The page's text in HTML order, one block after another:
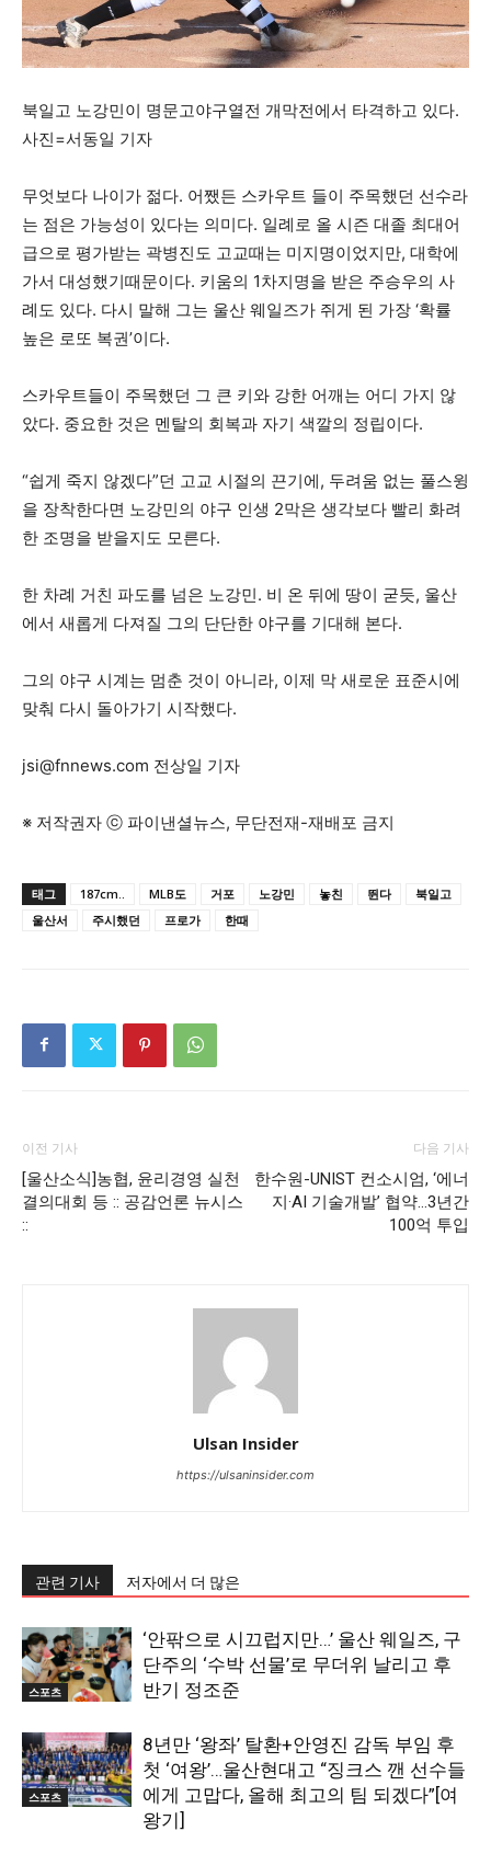
북일고 노강민이 명문고야구열전 개막전에서 타격하고 있다.
사진=서동일 기자
무엇보다 나이가 젊다. 어쨌든 스카우트 들이 주목했던 선수라
는 점은 가능성이 있다는 의미다. 일례로 올 시즌 대졸 최대어
급으로 평가받는 곽병진도 고교때는 미지명이었지만, 대학에
가서 대성했기때문이다. 키움의 1차지명을 받은 주승우의 사
례도 있다. 다시 말해 그는 울산 웨일즈가 쥐게 된 가장 ‘확률
높은 로또 복권’이다.
스카우트들이 주목했던 그 큰 키와 강한 어깨는 어디 가지 않
았다. 중요한 것은 멘탈의 회복과 자기 색깔의 정립이다.
“쉽게 죽지 않겠다”던 고교 시절의 끈기에, 두려움 없는 풀스윙
을 장착한다면 노강민의 야구 인생 2막은 생각보다 빨리 화려
한 조명을 받을지도 모른다.
한 차례 거친 파도를 넘은 노강민. 비 온 뒤에 땅이 굳듯, 울산
에서 새롭게 다져질 그의 단단한 야구를 기대해 본다.
그의 야구 시계는 멈춘 것이 아니라, 이제 막 새로운 표준시에
맞춰 다시 돌아가기 시작했다.
jsi@fnnews.com 전상일 기자
※ 저작권자 ⓒ 파이낸셜뉴스, 무단전재-재배포 금지
태그 187cm.. MLB도 거포 노강민 놓친 뛴다
북일고
울산서
주시했던 프로가 한때
이전 기사
[울산소식]농협, 윤리경영 실천
결의대회 등 :: 공감언론 뉴시스
::
다음 기사
한수원-UNIST 컨소시엄, ‘에너
지·AI 기술개발’ 협약…3년간
100억 투입
Ulsan Insider
https://ulsaninsider.com
관련 기사 저자에서 더 많은
스포츠
‘안팎으로 시끄럽지만…’ 울산 웨일즈, 구
단주의 ‘수박 선물’로 무더위 날리고 후
반기 정조준
스포츠
8년만 ‘왕좌’ 탈환+안영진 감독 부임 후
첫 ‘여왕’…울산현대고 “징크스 깬 선수들
에게 고맙다, 올해 최고의 팀 되겠다”[여
왕기]